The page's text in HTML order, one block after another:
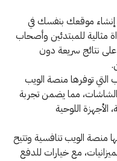
موقعك بنفسك في
مثالية للمبتدئين وأصحاب
نتائج سريعة دون
التي توفرها منصة الويب
مما يضمن تجربة
الأجهزة اللوحية
منصة الويب تنافسية وتتيح
مع خيارات للدفع